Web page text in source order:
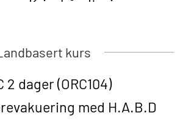
E-learning (English)
Basic Safety Training for
Sikkerhetskurs –
inkl.
og Krisehåndtering
og Krisehåndtering
for fiskere
kurs
2 dager (ORC104)
med H.A.B.D